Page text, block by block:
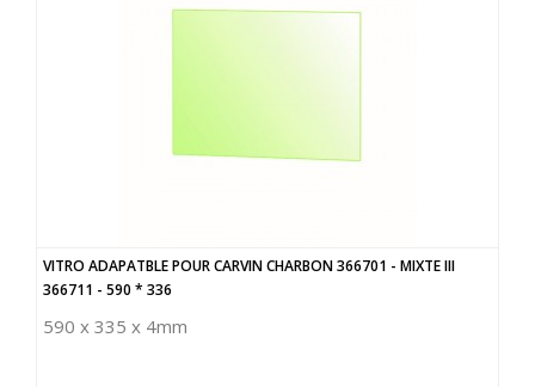
VITRO ADAPATBLE POUR CARVIN CHARBON 366701 - MIXTE III
366711 - 590 * 336
590 x 335 x 4mm